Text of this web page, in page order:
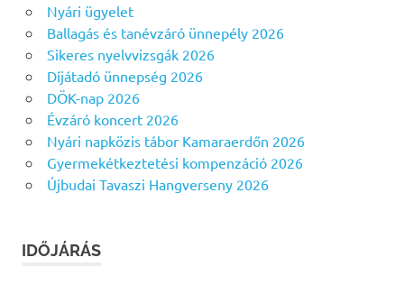
Nyári ügyelet
Ballagás és tanévzáró ünnepély 2026
Sikeres nyelvvizsgák 2026
Díjátadó ünnepség 2026
DÖK-nap 2026
Évzáró koncert 2026
Nyári napközis tábor Kamaraerdőn 2026
Gyermekétkeztetési kompenzáció 2026
Újbudai Tavaszi Hangverseny 2026
IDŐJÁRÁS